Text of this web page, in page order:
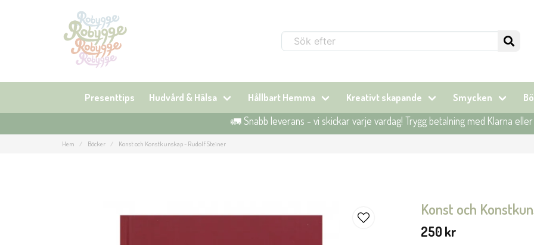
Sök...
Presenttips Hudvård & Hälsa Hållbart Hemma Kreativt skapande Smycken
🚛 Snabb leverans - vi skickar varje vardag! Trygg betalning med Klarna
Hem Böcker Konst och Konstkunskap - Rudolf Steiner
Konst och
250 kr